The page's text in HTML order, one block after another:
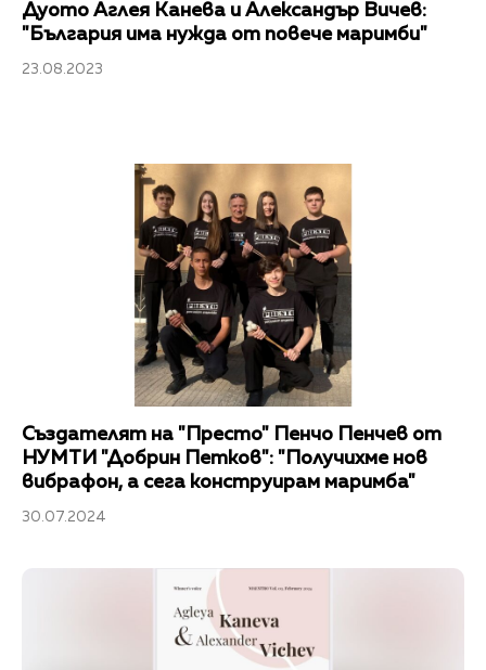
Дуото Аглея Канева и Александър Вичев:
"България има нужда от повече маримби"
23.08.2023
Създателят на "Престо" Пенчо Пенчев от
НУМТИ "Добрин Петков": "Получихме нов
вибрафон, а сега конструирам маримба"
30.07.2024